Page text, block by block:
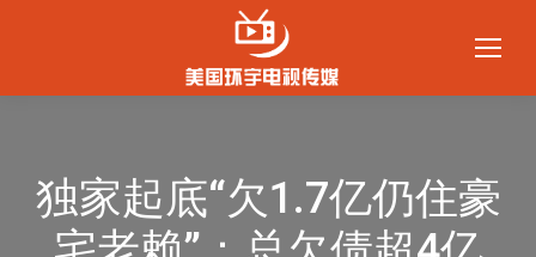
独家起底“欠1.7亿仍住豪